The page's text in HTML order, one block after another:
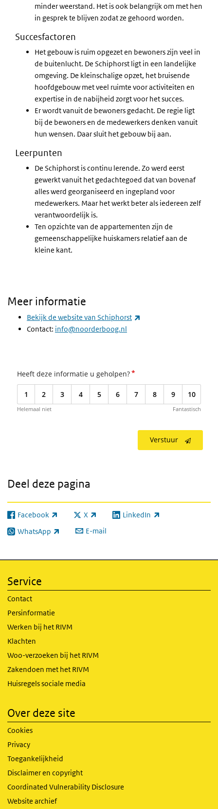
minder weerstand. Het is ook belangrijk om met hen
in gesprek te blijven zodat ze gehoord worden.
Succesfactoren
Het gebouw is ruim opgezet en bewoners zijn veel in
de buitenlucht. De Schiphorst ligt in een landelijke
omgeving. De kleinschalige opzet, het bruisende
hoofdgebouw met veel ruimte voor activiteiten en
expertise in de nabijheid zorgt voor het succes.
Er wordt vanuit de bewoners gedacht. De regie ligt
bij de bewoners en de medewerkers denken vanuit
hun wensen. Daar sluit het gebouw bij aan.
Leerpunten
De Schiphorst is continu lerende. Zo werd eerst
gewerkt vanuit het gedachtegoed dat van bovenaf
alles werd georganiseerd en ingepland voor
medewerkers. Maar het werkt beter als iedereen zelf
verantwoordelijk is.
Ten opzichte van de appartementen zijn de
gemeenschappelijke huiskamers relatief aan de
kleine kant.
Meer informatie
Bekijk de website van Schiphorst
Contact: info@noorderboog.nl
Heeft deze informatie u geholpen?*
1 2 3 4 5 6 7 8 9 10
Helemaal niet Fantastisch
Verstuur
Deel deze pagina
Facebook
(externe link) X
(externe link) LinkedIn
(externe link)
WhatsApp
(externe link) E-mail
Service
Contact
Persinformatie
Werken bij het RIVM
Klachten
Woo-verzoeken bij het RIVM
Zakendoen met het RIVM
Huisregels sociale media
Over deze site
Cookies
Privacy
Toegankelijkheid
Disclaimer en copyright
Coordinated Vulnerability Disclosure
Website archief